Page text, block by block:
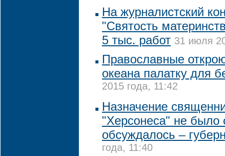
На журналистский
"Святость
5 тыс. работ 31 июля
Православные
океана палатку для
2015 года, 11:42
Назначение
"Херсонеса" не было
обсуждалось –
года, 11:40